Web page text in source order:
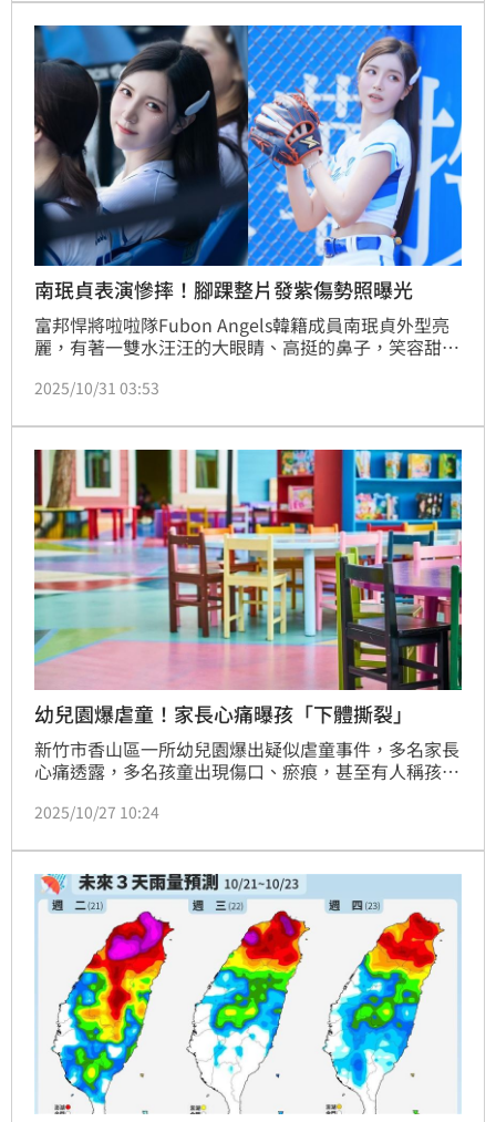
南珉貞表演慘摔！腳踝整片發紫傷勢照曝光
富邦悍將啦啦隊Fubon Angels韓籍成員南珉貞外型亮
麗，有著一雙水汪汪的大眼睛、高挺的鼻子，笑容甜
摔，造成腳踝扭傷，昨（30）日她公開傷勢照，表示瘀
2025/10/31 03:53
幼兒園爆虐童！家長心痛曝孩「下體撕裂」
新竹市香山區一所幼兒園爆出疑似虐童事件，多名家長
心痛透露，多名孩童出現傷口、瘀痕，甚至有人稱孩子
正式進入調查階段，積極釐清相關事實，而涉事的2名
2025/10/27 10:24